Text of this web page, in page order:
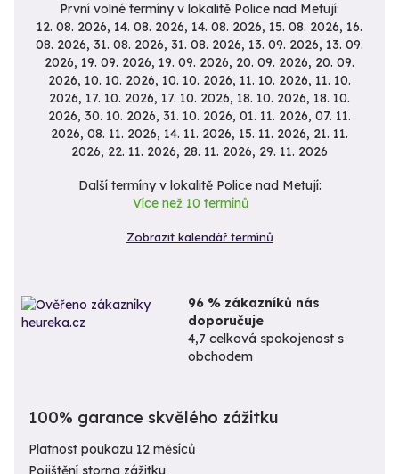
První volné termíny v lokalitě Police nad Metují:
12. 08. 2026, 14. 08. 2026, 14. 08. 2026, 15. 08. 2026, 16.
08. 2026, 31. 08. 2026, 31. 08. 2026, 13. 09. 2026, 13. 09.
2026, 19. 09. 2026, 19. 09. 2026, 20. 09. 2026, 20. 09.
2026, 10. 10. 2026, 10. 10. 2026, 11. 10. 2026, 11. 10.
2026, 17. 10. 2026, 17. 10. 2026, 18. 10. 2026, 18. 10.
2026, 30. 10. 2026, 31. 10. 2026, 01. 11. 2026, 07. 11.
2026, 08. 11. 2026, 14. 11. 2026, 15. 11. 2026, 21. 11.
2026, 22. 11. 2026, 28. 11. 2026, 29. 11. 2026
Další termíny v lokalitě Police nad Metují:
Více než 10 termínů
Zobrazit kalendář termínů
96 % zákazníků nás
doporučuje
4,7 celková spokojenost s
obchodem
100% garance skvělého zážitku
Platnost poukazu 12 měsíců
Pojištění storna zážitku